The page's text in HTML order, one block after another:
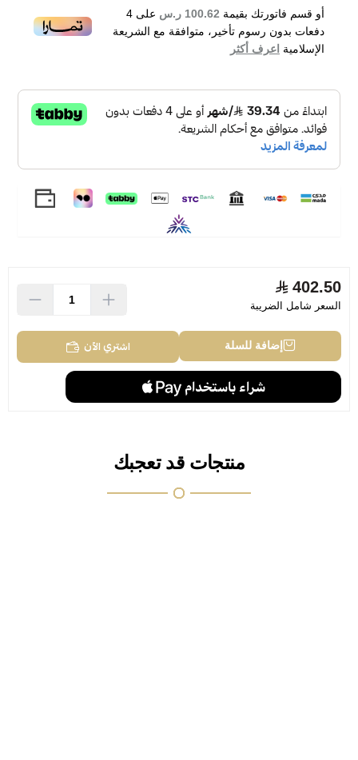
أو قسم فاتورتك بقيمة 100.62 ر.س على 4
دفعات بدون رسوم تأخير، متوافقة مع الشريعة
الإسلامية اعرف أكثر
402.50
السعر شامل الضريبة
إضافة للسلة اشتري الآن
منتجات قد تعجبك